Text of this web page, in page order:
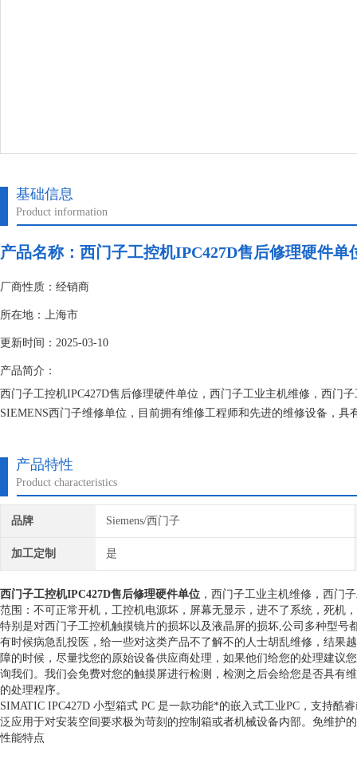
基础信息
Product information
产品名称： 西门子工控机IPC427D售后修理硬件单
厂商性质：经销商
所在地：上海市
更新时间：2025-03-10
产品简介：
西门子工控机IPC427D售后修理硬件单位，西门子工业主机维修，西门
SIEMENS西门子维修单位，目前拥有维修工程师和先进的维修设备，
产品特性
Product characteristics
品牌 Siemens/西门子
加工定制 是
西门子工控机IPC427D售后修理硬件单位 ，西门子工业主机维修，西门
范围：不可正常开机，工控机电源坏，屏幕无显示，进不了系统，死机
特别是对西门子工控机触摸镜片的损坏以及液晶屏的损坏,公司多种型
有时候病急乱投医，给一些对这类产品不了解不的人士胡乱维修，结果
障的时候，尽量找您的原始设备供应商处理，如果他们给您的处理建议
询我们。我们会免费对您的触摸屏进行检测，检测之后会给您是否具有
的处理程序。
SIMATIC IPC427D 小型箱式 PC 是一款功能*的嵌入式工业PC，支持酷
泛应用于对安装空间要求极为苛刻的控制箱或者机械设备内部。免维护
性能特点